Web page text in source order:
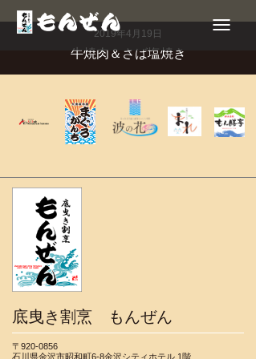
Toggle
navigation
2019年4月19日
牛焼肉＆さば塩焼き
底曳き割烹 もんぜん
〒920-0856
石川県金沢市昭和町6-8金沢シティホテル 1階